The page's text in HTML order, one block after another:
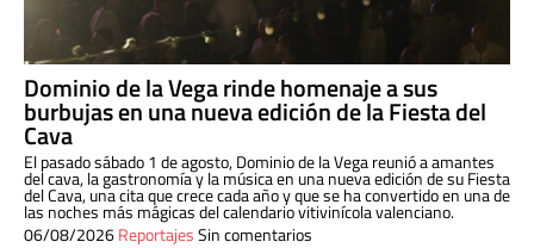
Dominio de la Vega rinde homenaje a sus
burbujas en una nueva edición de la Fiesta del
Cava
El pasado sábado 1 de agosto, Dominio de la Vega reunió a amantes
del cava, la gastronomía y la música en una nueva edición de su Fiesta
del Cava, una cita que crece cada año y que se ha convertido en una de
las noches más mágicas del calendario vitivinícola valenciano.
06/08/2026ReportajesSin comentarios